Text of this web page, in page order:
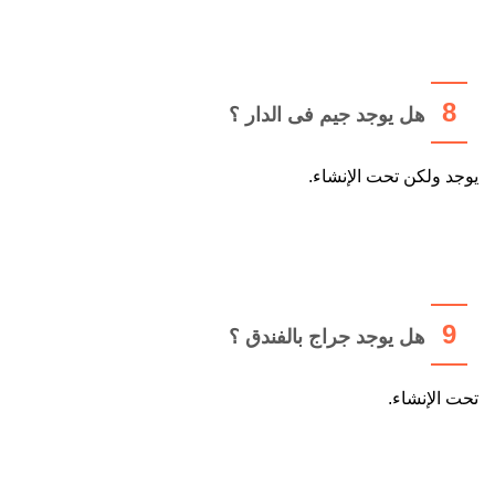
8 هل يوجد جيم فى الدار ؟
يوجد ولكن تحت الإنشاء.
9 هل يوجد جراج بالفندق ؟
تحت الإنشاء.